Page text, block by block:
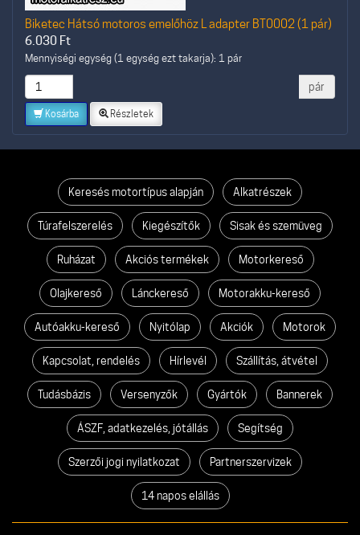
Biketec Hátsó motoros emelőhöz L adapter BT0002 (1 pár)
6.030 Ft
Mennyiségi egység (1 egység ezt takarja): 1 pár
pár
Kosárba Részletek
Keresés motortípus alapján Alkatrészek
Túrafelszerelés Kiegészítők Sisak és szemüveg
Ruházat Akciós termékek Motorkereső
Olajkereső Lánckereső Motorakku-kereső
Autóakku-kereső Nyitólap Akciók Motorok
Kapcsolat, rendelés Hírlevél Szállítás, átvétel
Tudásbázis Versenyzők Gyártók Bannerek
ÁSZF, adatkezelés, jótállás Segítség
Szerzői jogi nyilatkozat Partnerszervizek
14 napos elállás